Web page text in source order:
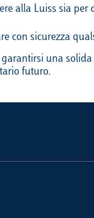
alla Luiss sia per
con sicurezza
una
futuro.